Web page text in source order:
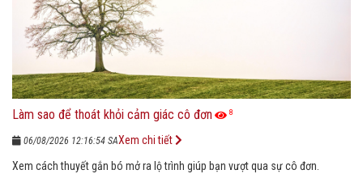
Làm sao để thoát khỏi cảm giác cô đơn 8
06/08/2026 12:16:54 SA
Xem cách thuyết gắn bó mở ra lộ trình giúp bạn vượt qua sự cô đơn.
Xem chi tiết